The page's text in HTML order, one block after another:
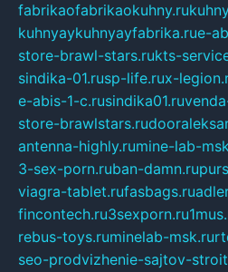
fabrikaofabrikaokuhny.ru
kuhnyaykuhnyayfabrika.rue-
store-brawl-stars.rukts-
sindika-01.rusp-life.rux-
e-abis-1-c.rusindika01.ru
store-brawlstars.ru
antenna-highly.rumine-lab-
3-sex-porn.ruban-damn.ru
viagra-tablet.rufasbags.ru
fincontech.ru3sexporn.ru
rebus-toys.ruminelab-msk.ru
seo-prodvizhenie-sajtov-